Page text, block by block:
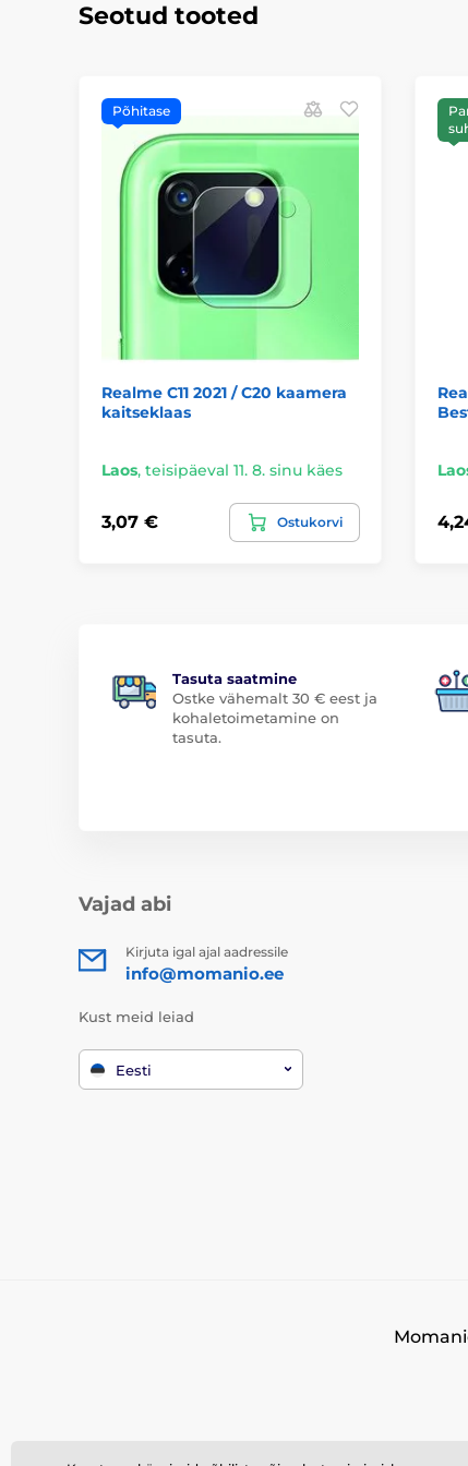
Seotud tooted
Põhitase
Realme C11 2021 / C20 kaamera
kaitseklaas
Laos, teisipäeval 11. 8. sinu käes
3,07 € Ostukorvi
Tasuta saatmine
Ostke vähemalt 30 € eest ja
kohaletoimetamine on
tasuta.
Vajad abi
Kirjuta igal ajal aadressile
info@momanio.ee
Kust meid leiad
Eesti